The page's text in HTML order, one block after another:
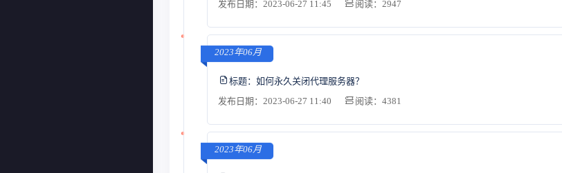
发布日期：2023-06-27 11:45
阅读：2947
2023年06月
标题： 如何永久关闭代理服务器？
发布日期：2023-06-27 11:40
阅读：4381
2023年06月